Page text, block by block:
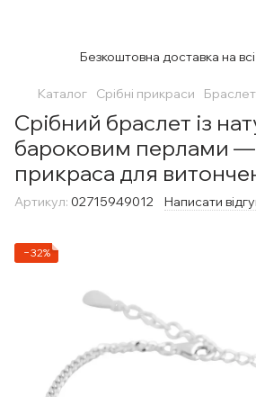
Безкоштовна доставка на
Каталог Срібні прикраси
Срібний браслет із
бароковим перлами —
прикраса для
Артикул: 02715949012 Написати
−32%